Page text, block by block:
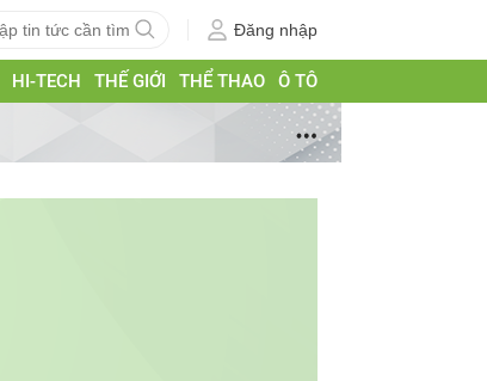
Đăng nhập
HI-TECH THẾ GIỚI THỂ THAO Ô TÔ